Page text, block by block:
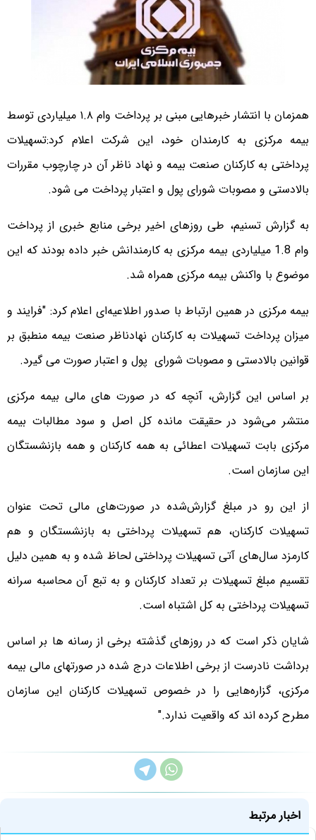
همزمان با انتشار خبرهایی مبنی بر پرداخت وام ۱.۸ میلیاردی توسط
بیمه مرکزی به کارمندان خود، این شرکت اعلام کرد:تسهیلات
پرداختی به کارکنان صنعت بیمه و نهاد ناظر آن در چارچوب مقررات
بالادستی و مصوبات شورای پول و اعتبار پرداخت می شود.
به گزارش تسنیم، طی روزهای اخیر برخی منابع خبری از پرداخت
وام 1.8 میلیاردی بیمه مرکزی به کارمندانش خبر داده بودند که این
موضوع با واکنش بیمه مرکزی همراه شد.
بیمه مرکزی در همین ارتباط با صدور اطلاعیه‌ای اعلام کرد: "فرایند و
میزان پرداخت تسهیلات به کارکنان نهادناظر صنعت بیمه منطبق بر
قوانین بالادستی و مصوبات شورای پول و اعتبار صورت می گیرد.
بر اساس این گزارش، آنچه که در صورت های مالی بیمه مرکزی
منتشر می‌شود در حقیقت مانده کل اصل و سود مطالبات بیمه
مرکزی بابت تسهیلات اعطائی به همه کارکنان و همه بازنشستگان
این سازمان است.
از این رو در مبلغ گزارش‌‌شده در صورت‌های مالی تحت عنوان
تسهیلات کارکنان، هم تسهیلات پرداختی به بازنشستگان و هم
کارمزد سال‌های آتی تسهیلات پرداختی لحاظ شده و به همین دلیل
تقسیم مبلغ تسهیلات بر تعداد کارکنان و به تبع آن محاسبه سرانه
تسهیلات پرداختی به کل اشتباه است.
شایان ذکر است که در روزهای گذشته برخی از رسانه ها بر اساس
برداشت نادرست از برخی اطلاعات درج شده در صورتهای مالی بیمه
مرکزی، گزاره‌هایی را در خصوص تسهیلات کارکنان این سازمان
مطرح کرده اند که واقعیت ندارد."
اخبار مرتبط